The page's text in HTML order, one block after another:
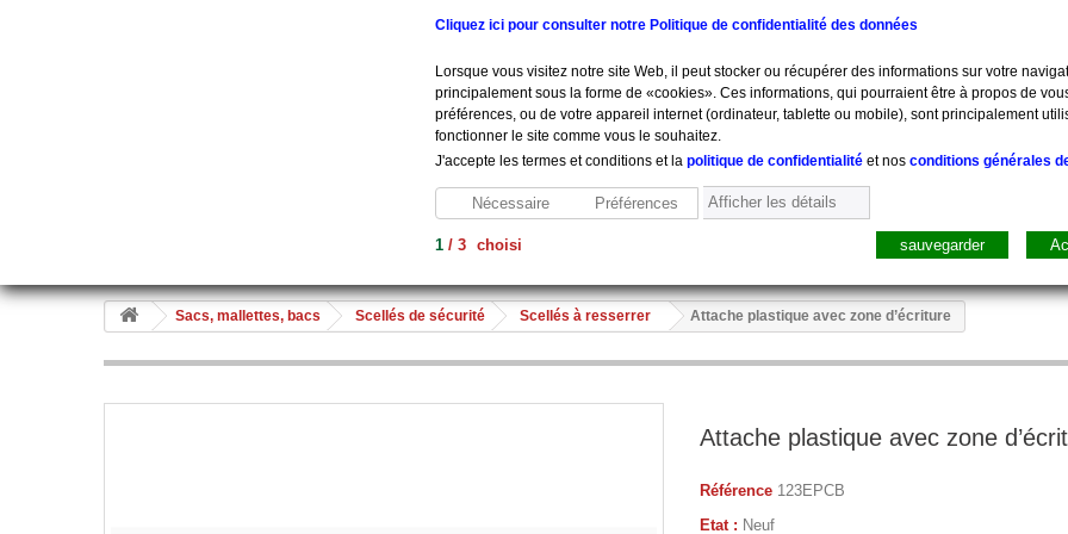
Hygiène Mesure, Pesée Pharmacie Sacs,
Sacs, mallettes, bacs Scellés de sécurité Scellés à resserrer Attache plastique avec zone d’écriture
Attache plastique avec zone
Référence 123EPCB
Etat : Neuf
Cliquez ici pour consulter notre Politique de confidentialité des données
Lorsque vous visitez notre site Web, il peut stocker ou récupérer des informations sur votre
principalement sous la forme de «cookies». Ces informations, qui pourraient être à propos de
préférences, ou de votre appareil internet (ordinateur, tablette ou mobile), sont principalement
fonctionner le site comme vous le souhaitez.
J'accepte les termes et conditions et la politique de confidentialité et nos conditions générales
Nécessaire Préférences Afficher les détails
1 / 3 choisi sauvegarder